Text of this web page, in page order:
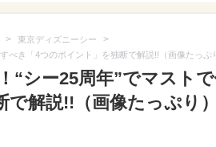
> 東京ディズニーシー >
べき「4つのポイント」を独断で解説!!（画像たっぷ
“シー25周年”でマスト
解説!!（画像たっぷり